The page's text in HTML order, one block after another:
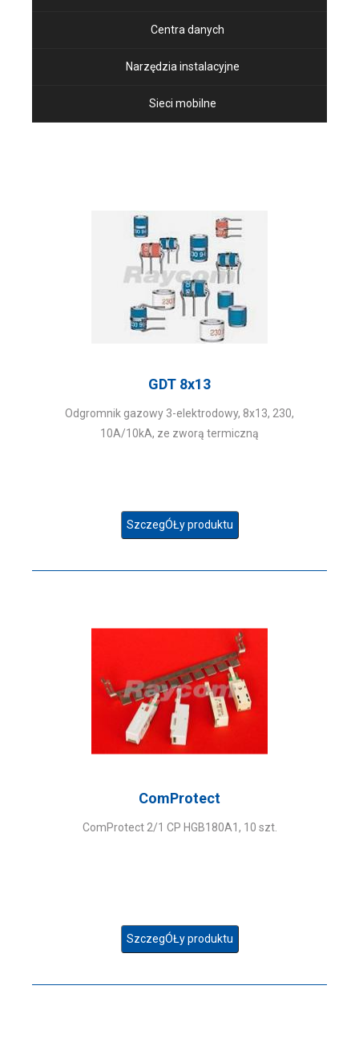
Centra danych
Narzędzia instalacyjne
Sieci mobilne
GDT 8x13
Odgromnik gazowy 3-elektrodowy, 8x13, 230,
10A/10kA, ze zworą termiczną
SzczegÓŁy produktu
ComProtect
ComProtect 2/1 CP HGB180A1, 10 szt.
SzczegÓŁy produktu